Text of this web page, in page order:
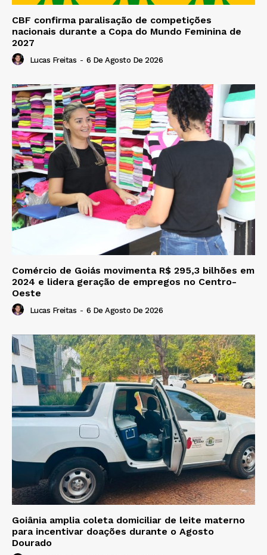
CBF confirma paralisação de competições
nacionais durante a Copa do Mundo Feminina de
2027
Lucas Freitas - 6 De Agosto De 2026
Comércio de Goiás movimenta R$ 295,3 bilhões em
2024 e lidera geração de empregos no Centro-
Oeste
Lucas Freitas - 6 De Agosto De 2026
Goiânia amplia coleta domiciliar de leite materno
para incentivar doações durante o Agosto
Dourado